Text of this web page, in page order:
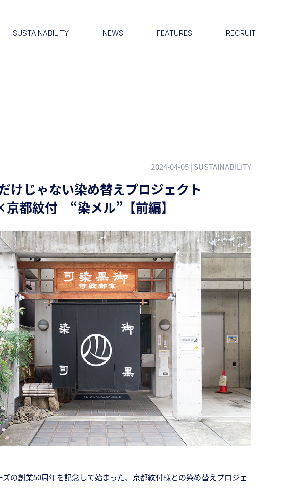
SUSTAINABILITY NEWS FEATURES RECRUIT
2024-04-05| SUSTAINABILITY
けじゃない染め替えプロジェクト
京都紋付 “染メル”【前編】
の創業50周年を記念して始まった、京都紋付様との染め替えプロジェ